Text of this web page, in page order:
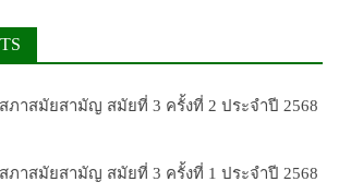
ภาสมัยสามัญ สมัยที่ 3 ครั้งที่ 2 ประจำปี 2568
ภาสมัยสามัญ สมัยที่ 3 ครั้งที่ 1 ประจำปี 2568